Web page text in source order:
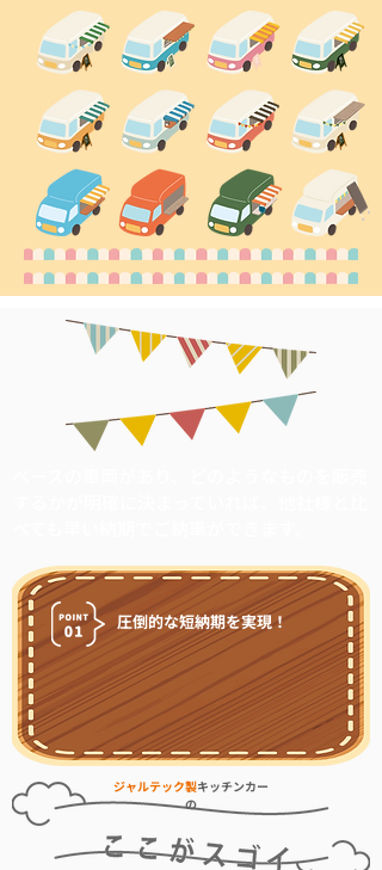
圧倒的な短納期を実現！
ジャルテック製キッチンカー
の